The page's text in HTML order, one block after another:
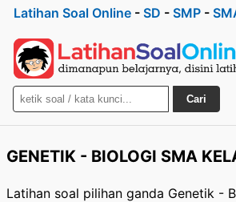
Latihan Soal Online - SD - SMP -
Cari
GENETIK - BIOLOGI SMA
Latihan soal pilihan ganda Genetik -